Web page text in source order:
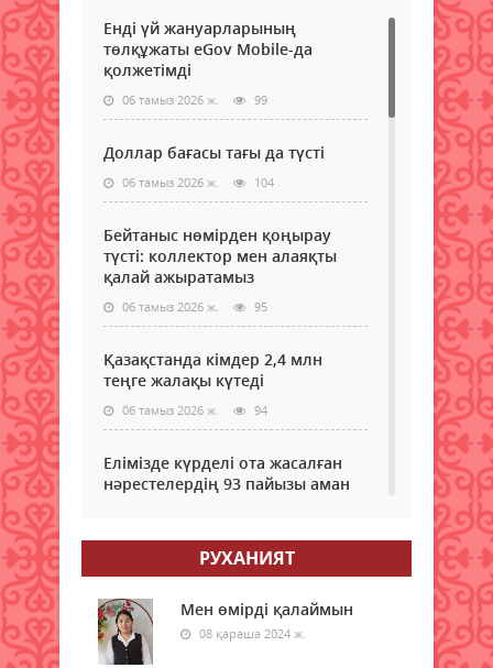
Енді үй жануарларының
төлқұжаты eGov Mobile-да
қолжетімді
06 тамыз 2026 ж. 99
Доллар бағасы тағы да түсті
06 тамыз 2026 ж. 104
Бейтаныс нөмірден қоңырау
түсті: коллектор мен алаяқты
қалай ажыратамыз
06 тамыз 2026 ж. 95
Қазақстанда кімдер 2,4 млн
теңге жалақы күтеді
06 тамыз 2026 ж. 94
Елімізде күрделі ота жасалған
нәрестелердің 93 пайызы аман
ЖОО-ға қабылдауда ескеріледі
06 тамыз 2026 ж. 92
РУХАНИЯТ
Мен өмірді қалаймын
08 қараша 2024 ж.